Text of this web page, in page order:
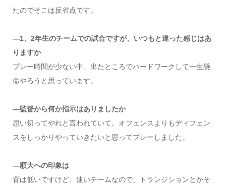
たのでそこは反省点です。
―1、2年生のチームでの試合ですが、いつもと違った感じはあ
りますか
プレー時間が少ない中、出たところでハードワークして一生懸
命やろうと思っています。
―監督から何か指示はありましたか
思い切ってやれと言われていて。オフェンスよりもディフェン
スをしっかりやっていきたいと思ってプレーしました。
―順大への印象は
背は低いですけど、速いチームなので、トランジションとかそ